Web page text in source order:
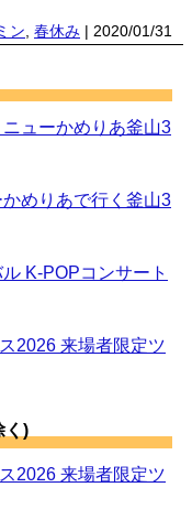
ン 春休み | 2020/01/31
ューかめりあ釜山3
めりあで行く釜山3
K-POPコンサート
2026 来場者限定ツ
く)
2026 来場者限定ツ